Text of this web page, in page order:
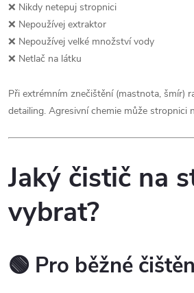
❌ Nikdy netepuj stropnici
❌ Nepoužívej extraktor
❌ Nepoužívej velké množství vody
❌ Netlač na látku
Při extrémním znečištění (mastnota, šmír)
detailing. Agresivní chemie může stropnici
Jaký čistič na
vybrat?
🟢 Pro běžné